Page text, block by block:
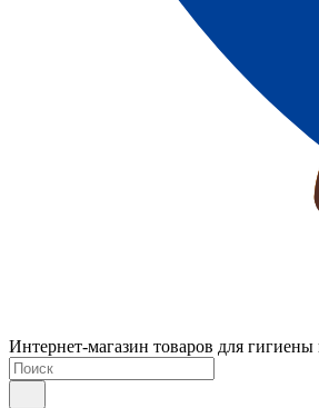
Интернет-магазин товаров для гигиены